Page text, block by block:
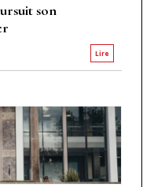
son
Lire